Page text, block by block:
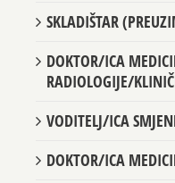
SKLADIŠTAR
DOKTOR/ICA
RADIOLOGIJE/
VODITELJ/ICA
DOKTOR/ICA